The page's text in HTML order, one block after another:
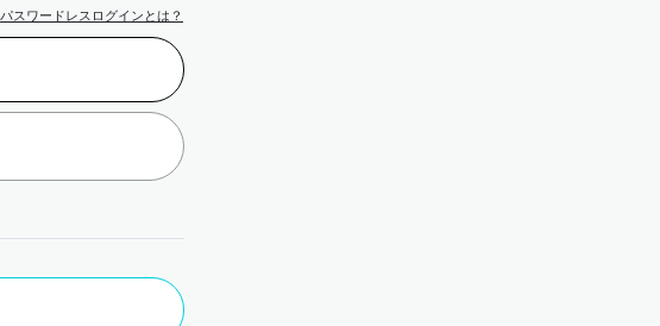
パスワードレスログインとは？